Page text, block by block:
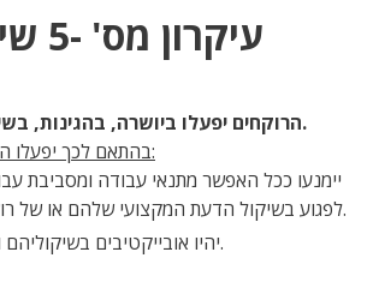
הרוקחים יפעלו ביושרה, בהגינות, בשיקול דעת מקצועי.
בהתאם לכך יפעלו הרוקחים באופן הבא:
יימנעו ככל האפשר מתנאי עבודה ומסביבת
לפגוע בשיקול הדעת המקצועי שלהם או של רוקחים אחרים.
יהיו אובייקטיבים בשיקוליהם ובפעולותיהם.